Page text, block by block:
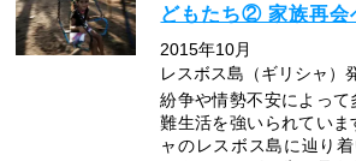
どもたち② 家族再会
2015年10月
レスボス島（ギリシャ）
紛争や情勢不安によって
難生活を強いられていま
ャのレスボス島に辿り